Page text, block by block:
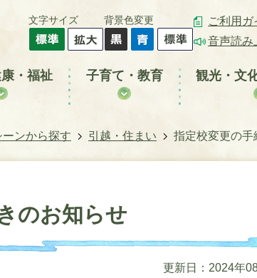
文字サイズ 背景色変更
ご利用ガ
音声読み
・福祉 子育て・教育 観光・文
ーンから探す 引越・住まい 指定校変更の
のお知らせ
更新日：2024年